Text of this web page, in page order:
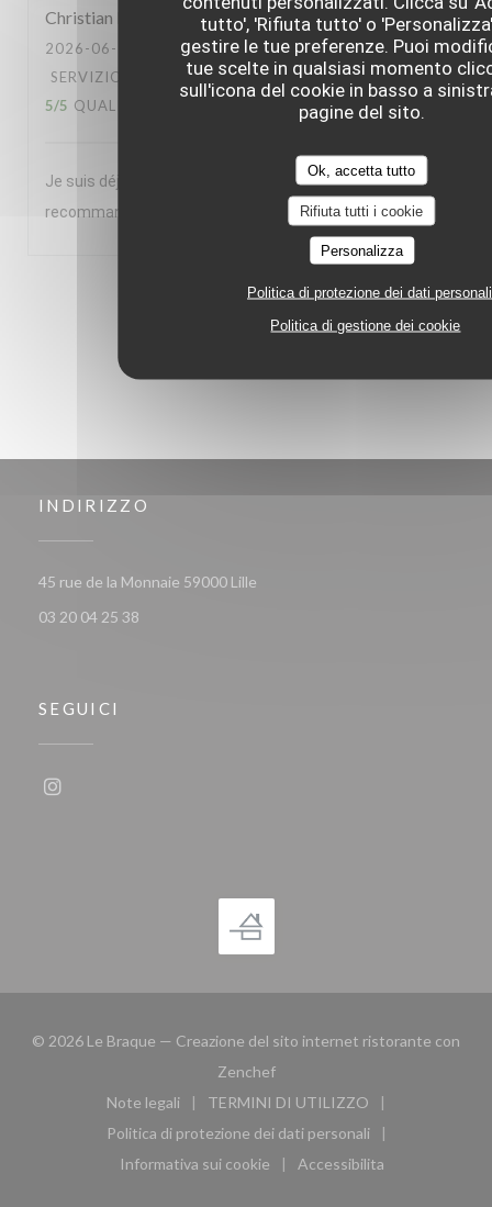
tutto', 'Rifiuta tutto' o
gestire le tue preferenze. Puoi
tue scelte in qualsiasi momento
sull'icona del cookie in basso a
pagine del sito.
Ok, accetta tutto
Rifiuta tutti i cookie
Personalizza
Politica di protezione dei dati personali
Politica di gestione dei cookie
Christian
2026-06-23
- 20:00 - OSPITI 2
SERVIZIO
ATMOSFERA: 5/5 CUCINA:
5/5 QUALITÀ / PREZZO
Je suis déjà venu 5 à 6 fois et je reviendrais. Je le
recommande à des amis
2 3
INDIRIZZO
45 rue de la Monnaie 59000 Lille
03 20 04 25 38
SEGUICI
© 2026 Le Braque — Creazione del sito internet ristorante con
Zenchef((apre una nuova finestra))
Note legali
((apre una nuova finestra))
TERMINI DI UTILIZZO
((apre una nuova finestra))
Politica di protezione dei dati personali
((apre una nuova finestra))
Informativa sui cookie
((apre una nuova finestra))
Accessibilita